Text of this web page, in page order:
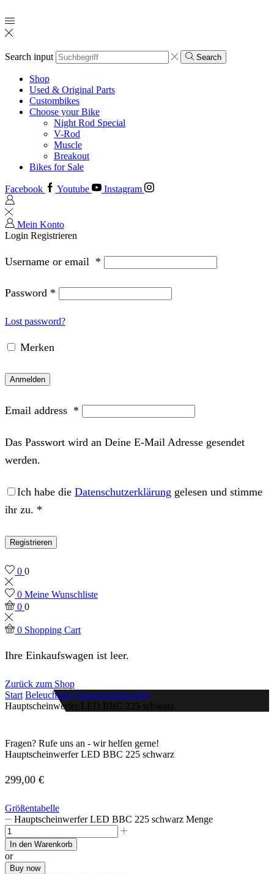
Search input Search
Shop
Used & Original Parts
Custombikes
Choose your Bike
Night Rod Special
V-Rod
Muscle
Breakout
Bikes for Sale
Facebook Youtube Instagram
Mein Konto
Login Registrieren
Username or email *
Password *
Lost password?
Merken
Anmelden
Email address *
Das Passwort wird an Deine E-Mail Adresse gesendet
werden.
Ich habe die Datenschutzerklärung gelesen und stimme
ihr zu. *
Registrieren
0 0
0 Meine Wunschliste
0 0
0 Shopping Cart
Ihre Einkaufswagen ist leer.
Zurück zum Shop
Start Beleuchtung Hauptscheinwerfer
Hauptscheinwerfer LED BBC 225 schwarz
Fragen? Rufe uns an - wir helfen gerne!
Hauptscheinwerfer LED BBC 225 schwarz
299,00 €
Größentabelle
Hauptscheinwerfer LED BBC 225 schwarz Menge
In den Warenkorb
or
Buy now